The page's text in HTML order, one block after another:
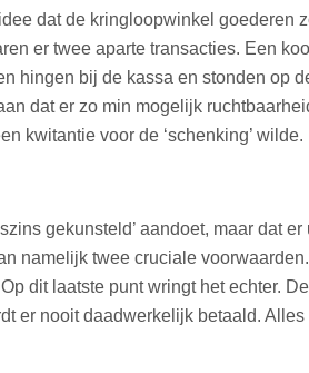
dat de kringloopwinkel goederen
er twee aparte transacties. Een
hingen bij de kassa en stonden op
dat er zo min mogelijk
kwitantie voor de ‘schenking’ wilde.
gekunsteld’ aandoet, maar dat
namelijk twee cruciale
dit laatste punt wringt het echter.
er nooit daadwerkelijk betaald. Alles